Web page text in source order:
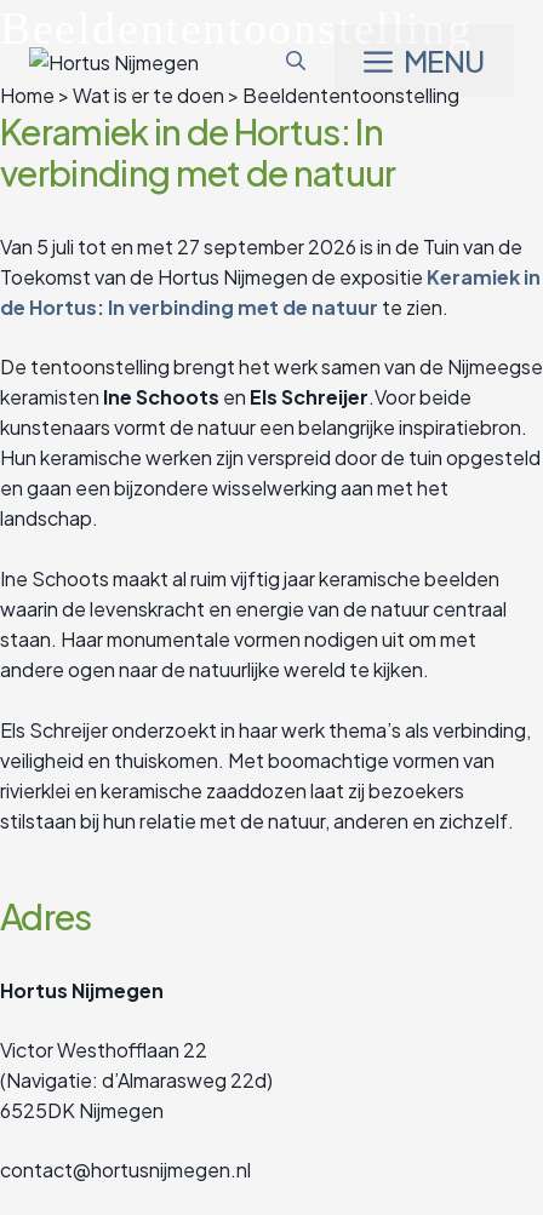
naar
inhoud
MENU
Home >Wat is er te doen > Beeldententoonstelling
Keramiek in de Hortus: In
verbinding met de natuur
Van 5 juli tot en met 27 september 2026 is in de Tuin van de
Toekomst van de Hortus Nijmegen de expositie Keramiek in
de Hortus: In verbinding met de natuur te zien.
De tentoonstelling brengt het werk samen van de Nijmeegse
keramisten Ine Schoots en Els Schreijer.Voor beide
kunstenaars vormt de natuur een belangrijke inspiratiebron.
Hun keramische werken zijn verspreid door de tuin opgesteld
en gaan een bijzondere wisselwerking aan met het
landschap.
Ine Schoots maakt al ruim vijftig jaar keramische beelden
waarin de levenskracht en energie van de natuur centraal
staan. Haar monumentale vormen nodigen uit om met
andere ogen naar de natuurlijke wereld te kijken.
Els Schreijer onderzoekt in haar werk thema’s als verbinding,
veiligheid en thuiskomen. Met boomachtige vormen van
rivierklei en keramische zaaddozen laat zij bezoekers
stilstaan bij hun relatie met de natuur, anderen en zichzelf.
Adres
Hortus Nijmegen
Victor Westhofflaan 22
(Navigatie: d’Almarasweg 22d)
6525DK Nijmegen
contact@hortusnijmegen.nl